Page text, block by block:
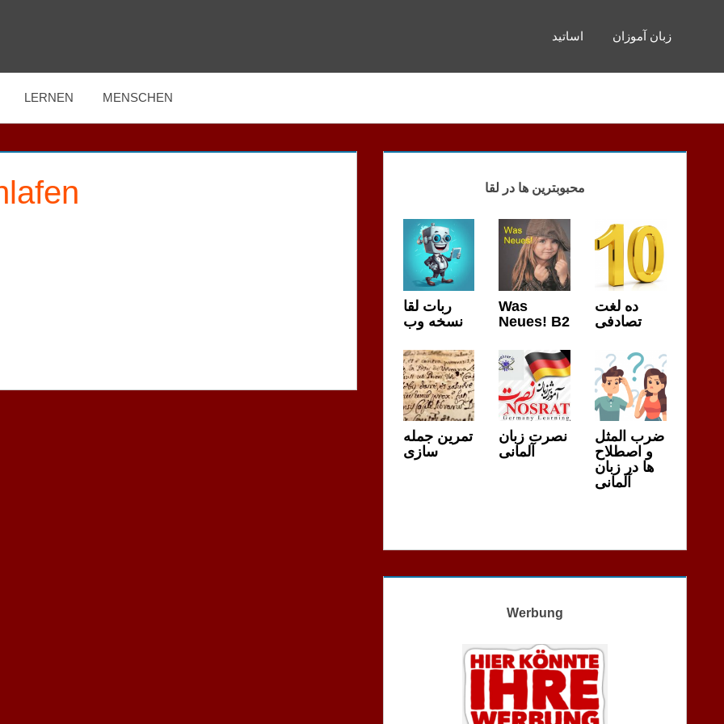
اساتید زبان آموزان
LERNEN MENSCHEN
محبوبترین ها در لقا
ربات لقا
نسخه وب
Was
Neues! B2
ده لغت
تصادفی
تمرین جمله
سازی
نصرت زبان
آلمانی
ضرب المثل
و اصطلاح
ها در زبان
آلمانی
Werbung